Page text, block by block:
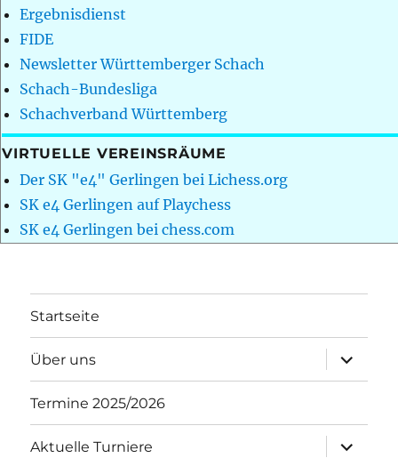
Ergebnisdienst
FIDE
Newsletter Württemberger Schach
Schach-Bundesliga
Schachverband Württemberg
VIRTUELLE VEREINSRÄUME
Der SK "e4" Gerlingen bei Lichess.org
SK e4 Gerlingen auf Playchess
SK e4 Gerlingen bei chess.com
Startseite
Über uns
öffnen
Termine 2025/2026
Aktuelle Turniere
öffnen